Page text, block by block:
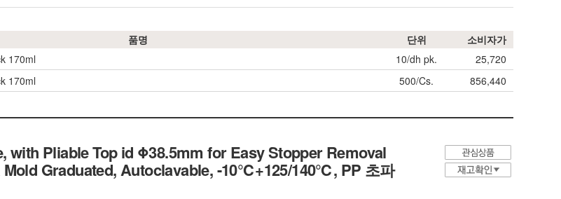
품명 단위
소비자가
170ml 10/dh pk.
25,720
170ml 500/Cs. 856,440
with Pliable Top id Φ38.5mm for Easy Stopper Removal
Graduated, Autoclavable, -10℃+125/140℃, PP 초파